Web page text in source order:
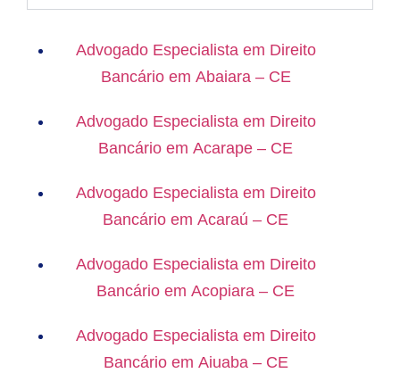
Advogado Especialista em Direito
Bancário em Abaiara – CE
Advogado Especialista em Direito
Bancário em Acarape – CE
Advogado Especialista em Direito
Bancário em Acaraú – CE
Advogado Especialista em Direito
Bancário em Acopiara – CE
Advogado Especialista em Direito
Bancário em Aiuaba – CE